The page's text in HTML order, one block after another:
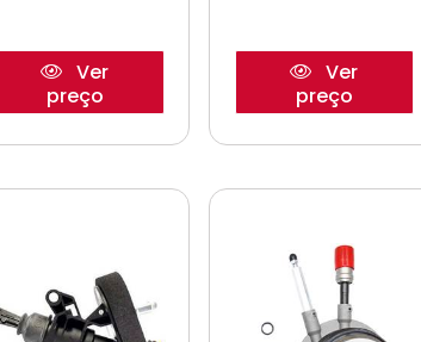
Ver
preço
Ver
preço